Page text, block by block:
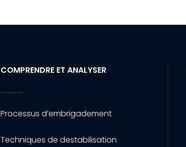
COMPRENDRE ET ANALYSER
Processus d’embrigadement
Techniques de destabilisation